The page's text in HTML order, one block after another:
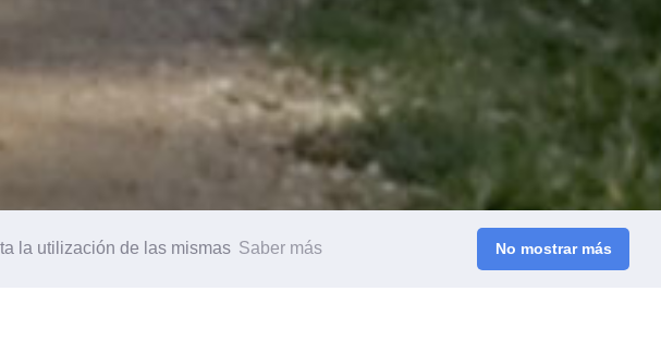
la utilización de las mismas Saber más No mostrar más